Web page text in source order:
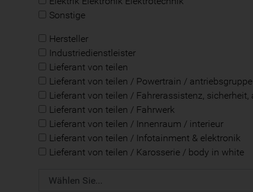
Sonstige
Hersteller
Industriedienstleister
Lieferant von teilen
Lieferant von teilen / Powertrain / antriebsgruppe
Lieferant von teilen / Fahrerassistenz,
Lieferant von teilen / Fahrwerk
Lieferant von teilen / Innenraum / interieur
Lieferant von teilen / Infotainment & elektronik
Lieferant von teilen / Karosserie / body in white